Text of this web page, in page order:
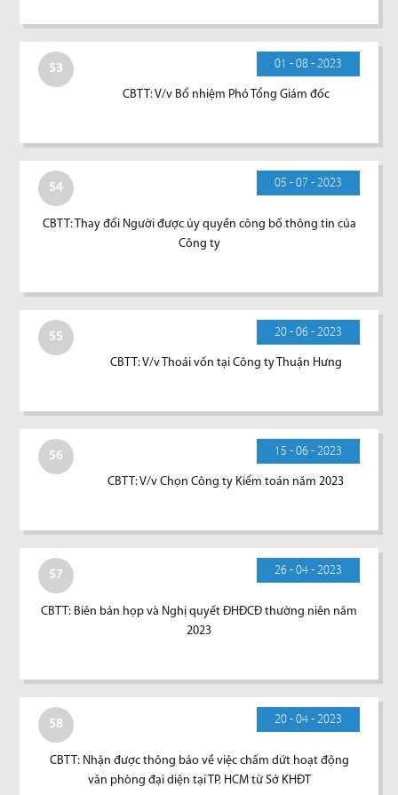
53 01 - 08 - 2023
CBTT: V/v Bổ nhiệm Phó Tổng Giám đốc
54 05 - 07 - 2023
CBTT: Thay đổi Người được ủy quyền công bố thông tin của
Công ty
55 20 - 06 - 2023
CBTT: V/v Thoái vốn tại Công ty Thuận Hưng
56 15 - 06 - 2023
CBTT: V/v Chọn Công ty Kiểm toán năm 2023
57 26 - 04 - 2023
CBTT: Biên bản họp và Nghị quyết ĐHĐCĐ thường niên năm
2023
58 20 - 04 - 2023
CBTT: Nhận được thông báo về việc chấm dứt hoạt động
văn phòng đại diện tại TP. HCM từ Sở KHĐT